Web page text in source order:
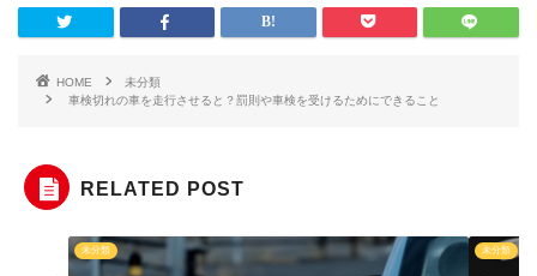
HOME
未分類
車検切れの車を走行させると？罰則や車検を受けるためにできること
RELATED POST
未分類 未分類